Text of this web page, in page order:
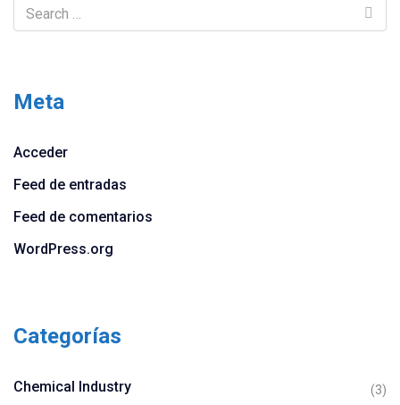
Meta
Acceder
Feed de entradas
Feed de comentarios
WordPress.org
Categorías
Chemical Industry (3)